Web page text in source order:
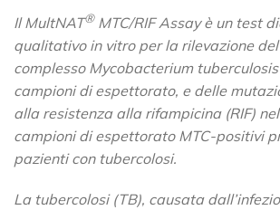
Il MultNAT®MTC/RIF Assay è un test
qualitativo in vitro per la rilevazione
complesso Mycobacterium tuberculosis
campioni di espettorato, e delle
alla resistenza alla rifampicina (RIF)
campioni di espettorato MTC-positivi
pazienti con tubercolosi.
La tubercolosi (TB), causata